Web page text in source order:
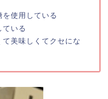
使用している
ている
美味しくてクセにな